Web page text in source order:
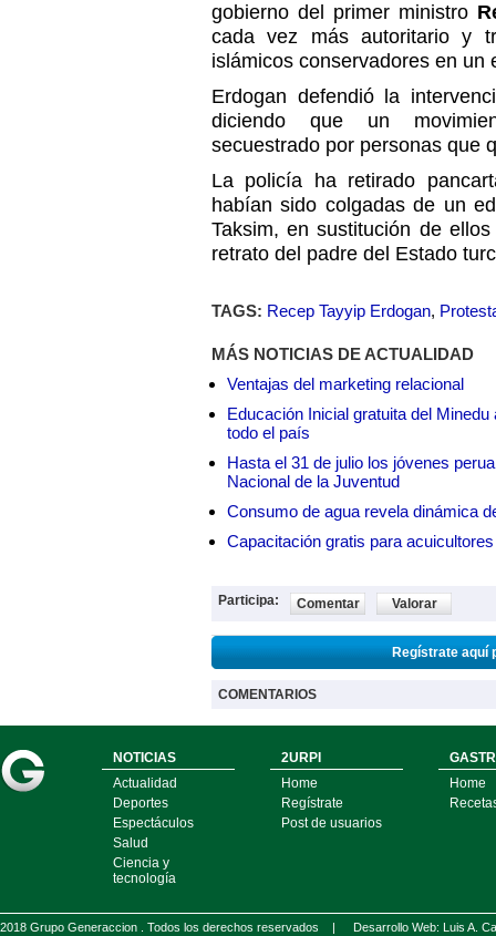
gobierno del primer ministro
cada vez más autoritario y
islámicos conservadores en un
Erdogan defendió la
diciendo que un
secuestrado por personas que
La policía ha retirado
habían sido colgadas de un
Taksim, en sustitución de
retrato del padre del Estado
TAGS: Recep Tayyip Erdogan,
MÁS NOTICIAS DE ACTUALIDAD
Ventajas del marketing relacional
Educación Inicial gratuita del
todo el país
Hasta el 31 de julio los jóvenes
Nacional de la Juventud
Consumo de agua revela dinámica
Capacitación gratis para
Participa: Comentar Valorar
Regístrate aquí
COMENTARIOS
NOTICIAS
Actualidad
Deportes
Espectáculos
Salud
Ciencia y
tecnología
2URPI
Home
Regístrate
Post de usuarios
Home
2018 Grupo Generaccion . Todos los derechos reservados | Desarrollo Web: Luis